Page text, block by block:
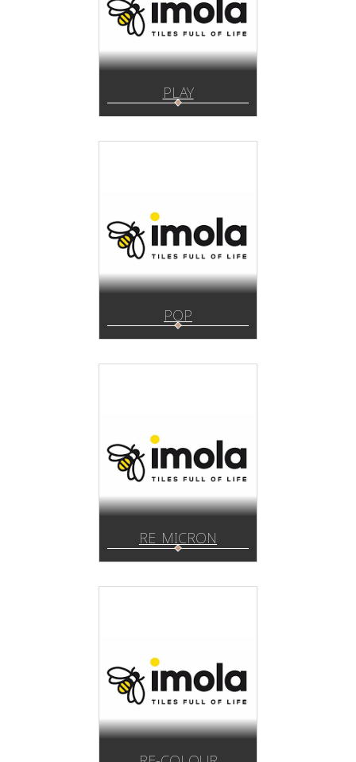
PLAY
POP
RE_MICRON